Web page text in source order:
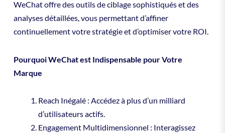
WeChat offre des outils de ciblage sophistiqués et des
analyses détaillées, vous permettant d’affiner
continuellement votre stratégie et d’optimiser votre ROI.
Pourquoi WeChat est Indispensable pour Votre
Marque
Reach Inégalé : Accédez à plus d’un milliard
d’utilisateurs actifs.
Engagement Multidimensionnel : Interagissez